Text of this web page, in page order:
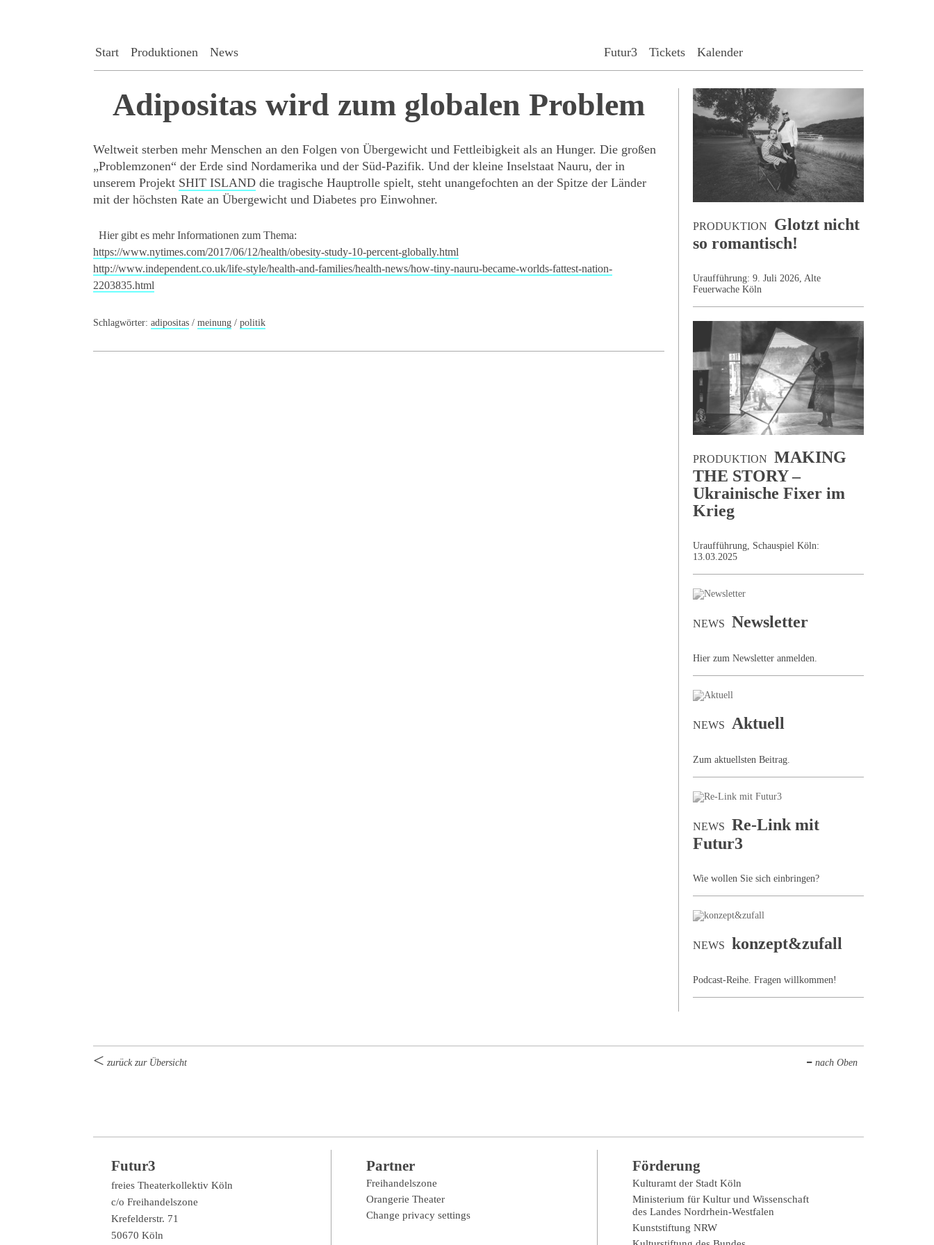
Start Produktionen News Kalender
Tickets
Futur3
Adipositas wird zum globalen Problem
Weltweit sterben mehr Menschen an den Folgen von Übergewicht und Fettleibigkeit als an Hunger. Die großen
„Problemzonen“ der Erde sind Nordamerika und der Süd-Pazifik. Und der kleine Inselstaat Nauru, der in
unserem Projekt SHIT ISLAND die tragische Hauptrolle spielt, steht unangefochten an der Spitze der Länder
mit der höchsten Rate an Übergewicht und Diabetes pro Einwohner.
Hier gibt es mehr Informationen zum Thema:
https://www.nytimes.com/2017/06/12/health/obesity-study-10-percent-globally.html
http://www.independent.co.uk/life-style/health-and-families/health-news/how-tiny-nauru-became-worlds-fattest-nation-
2203835.html
Schlagwörter:adipositas /meinung /politik
PRODUKTION
Glotzt nicht
so romantisch!
Uraufführung: 9. Juli 2026, Alte
Feuerwache Köln
PRODUKTION
MAKING
THE STORY –
Ukrainische Fixer im
Krieg
Uraufführung, Schauspiel Köln:
13.03.2025
NEWS Newsletter
Hier zum Newsletter anmelden.
NEWS Aktuell
Zum aktuellsten Beitrag.
NEWS
Re-Link mit
Futur3
Wie wollen Sie sich einbringen?
NEWS konzept&zufall
Podcast-Reihe. Fragen willkommen!
zurück zur Übersicht nach Oben
Futur3
freies Theaterkollektiv Köln
c/o Freihandelszone
Krefelderstr. 71
50670 Köln
Partner
Freihandelszone
Orangerie Theater
Change privacy settings
Förderung
Kulturamt der Stadt Köln
Ministerium für Kultur und Wissenschaft
des Landes Nordrhein-Westfalen
Kunststiftung NRW